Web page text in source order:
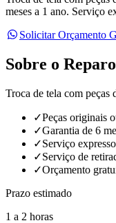
meses a 1 ano. Serviço
Solicitar Orçamento
Sobre o
Troca de tela com peças
✓Peças originais
✓Garantia de 6
✓Serviço
✓Serviço de
✓Orçamento
Prazo estimado
1 a 2 horas